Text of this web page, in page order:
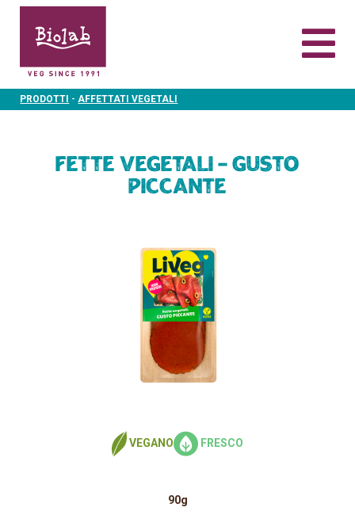
PRODOTTI - AFFETTATI VEGETALI
Fette Vegetali – Gusto
Piccante
VEGANO FRESCO
90g